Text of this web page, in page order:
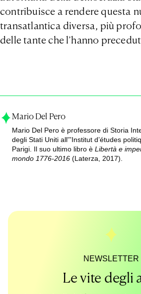
contribuisce a rendere questa
transatlantica diversa, più
delle tante che l’hanno
Mario Del Pero
Mario Del Pero è professore di Storia
degli Stati Uniti all'”Institut d’études
Parigi. Il suo ultimo libro è Libertà e
mondo 1776-2016 (Laterza, 2017).
NEWSLETTER
Le vite degli